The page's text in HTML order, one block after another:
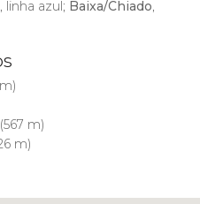
, linha azul; Baixa/Chiado,
(567 m)
m)